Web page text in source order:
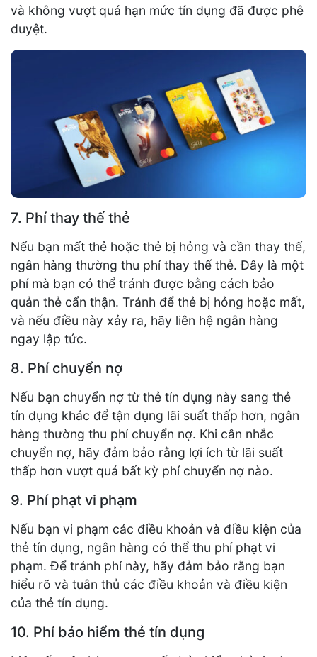
và không vượt quá hạn mức tín dụng đã được phê
duyệt.
7. Phí thay thế thẻ
Nếu bạn mất thẻ hoặc thẻ bị hỏng và cần thay thế,
ngân hàng thường thu phí thay thế thẻ. Đây là một
phí mà bạn có thể tránh được bằng cách bảo
quản thẻ cẩn thận. Tránh để thẻ bị hỏng hoặc mất,
và nếu điều này xảy ra, hãy liên hệ ngân hàng
ngay lập tức.
8. Phí chuyển nợ
Nếu bạn chuyển nợ từ thẻ tín dụng này sang thẻ
tín dụng khác để tận dụng lãi suất thấp hơn, ngân
hàng thường thu phí chuyển nợ. Khi cân nhắc
chuyển nợ, hãy đảm bảo rằng lợi ích từ lãi suất
thấp hơn vượt quá bất kỳ phí chuyển nợ nào.
9. Phí phạt vi phạm
Nếu bạn vi phạm các điều khoản và điều kiện của
thẻ tín dụng, ngân hàng có thể thu phí phạt vi
phạm. Để tránh phí này, hãy đảm bảo rằng bạn
hiểu rõ và tuân thủ các điều khoản và điều kiện
của thẻ tín dụng.
10. Phí bảo hiểm thẻ tín dụng